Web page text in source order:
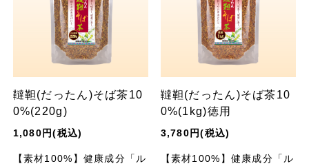
韃靼(だったん)そば茶10
0%(220g)
1,080円(税込)
【素材100%】健康成分「ル
韃靼(だったん)そば茶10
0%(1kg)徳用
3,780円(税込)
【素材100%】健康成分「ル